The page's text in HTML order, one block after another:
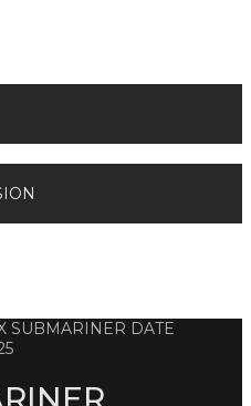
SUBMARINER DATE